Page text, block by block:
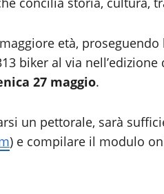
età,
biker al via nell’edizione
27 maggio.
un pettorale, sarà
) e compilare il modulo